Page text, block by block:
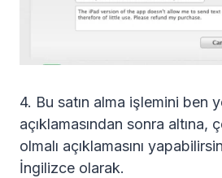
4. Bu satın alma işlemini ben
açıklamasından sonra altına,
olmalı açıklamasını
İngilizce olarak.